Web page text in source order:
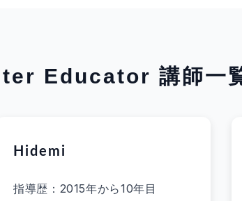
Educator 講師一
Hidemi
指導歴：2015年から10年目